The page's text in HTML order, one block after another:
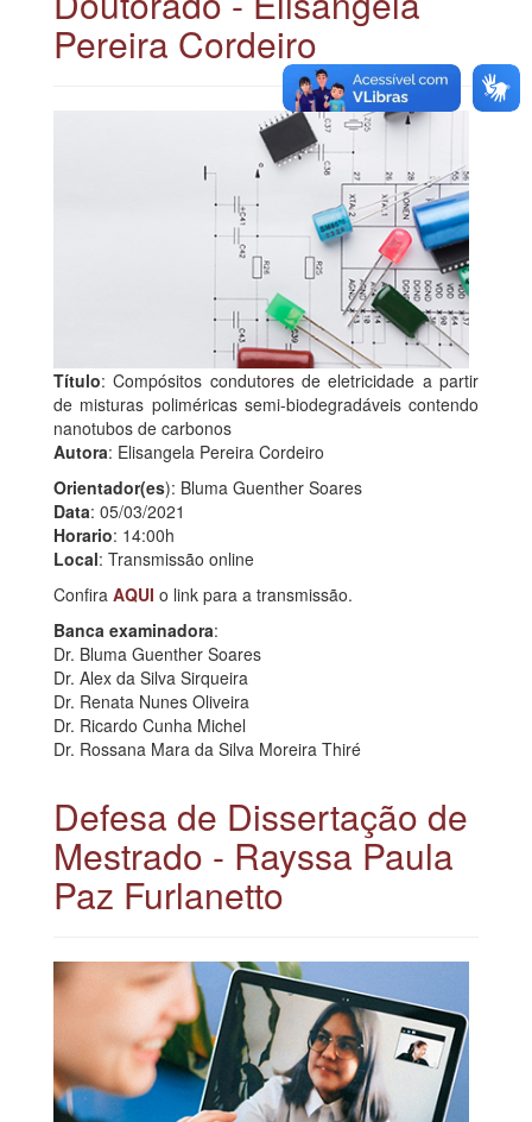
Pereira Cordeiro
Título: Compósitos condutores de eletricidade a partir
de misturas poliméricas semi-biodegradáveis contendo
nanotubos de carbonos
Autora: Elisangela Pereira Cordeiro
Orientador(es): Bluma Guenther Soares
Data: 05/03/2021
Horario: 14:00h
Local: Transmissão online
Confira AQUI o link para a transmissão.
Banca examinadora:
Dr. Bluma Guenther Soares
Dr. Alex da Silva Sirqueira
Dr. Renata Nunes Oliveira
Dr. Ricardo Cunha Michel
Dr. Rossana Mara da Silva Moreira Thiré
Defesa de Dissertação de
Mestrado - Rayssa Paula
Paz Furlanetto